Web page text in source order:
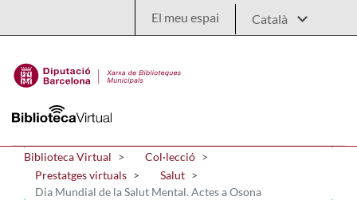
El meu espai
Biblioteca Virtual
Col·lecció
Prestatges virtuals
Salut
Dia Mundial de la Salut Mental. Actes a Osona